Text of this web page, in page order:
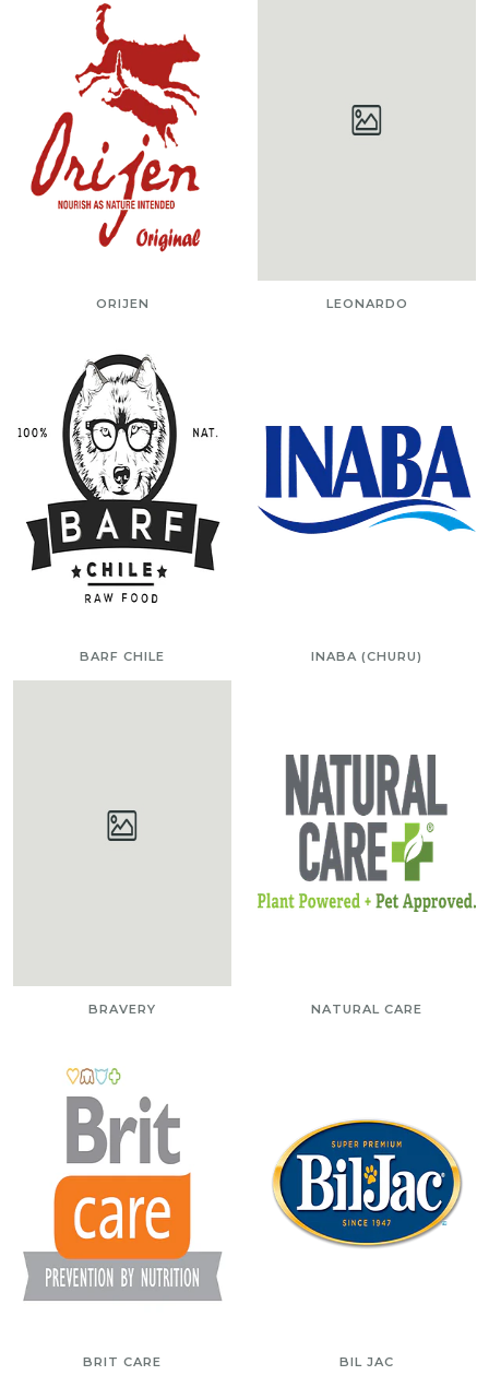
ORIJEN LEONARDO
BARF CHILE INABA (CHURU)
BRAVERY NATURAL CARE
BRIT CARE BIL JAC